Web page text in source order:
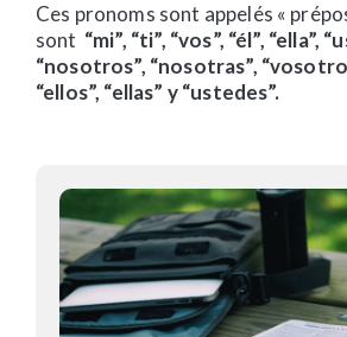
Ces pronoms sont appelés «
sont “mi”, “ti”, “vos”, “él”, “ella”,
“nosotros”, “nosotras”,
“ellos”, “ellas” y “ustedes”.